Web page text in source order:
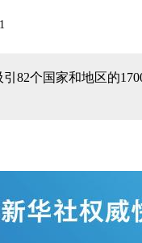
82个国家和地区的